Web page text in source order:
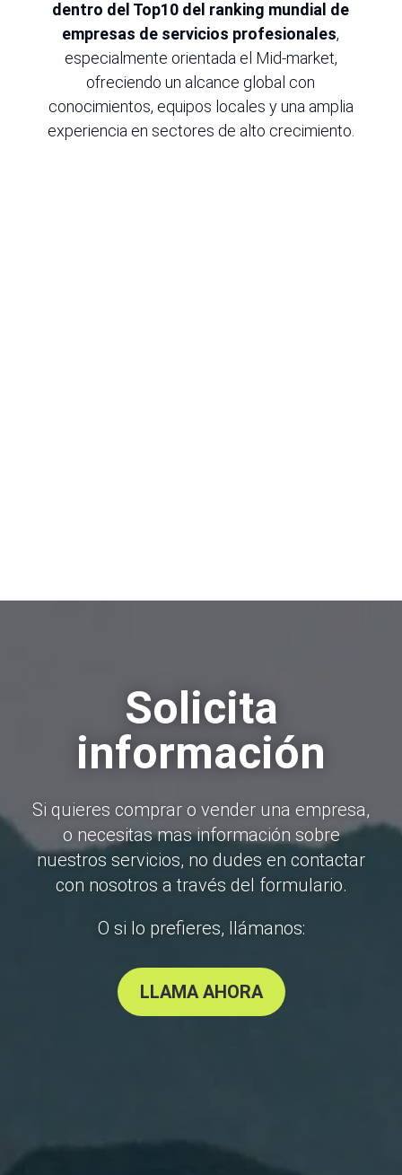
dentro del Top10 del ranking mundial de
empresas de servicios profesionales,
especialmente orientada el Mid-market,
ofreciendo un alcance global con
conocimientos, equipos locales y una amplia
experiencia en sectores de alto crecimiento.
Solicita
información
Si quieres comprar o vender una empresa,
o necesitas mas información sobre
nuestros servicios, no dudes en contactar
con nosotros a través del formulario.
O si lo prefieres, llámanos:
LLAMA AHORA